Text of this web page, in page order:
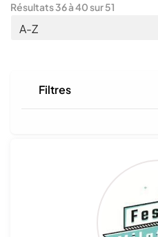
Résultats36à40sur51
Filtres